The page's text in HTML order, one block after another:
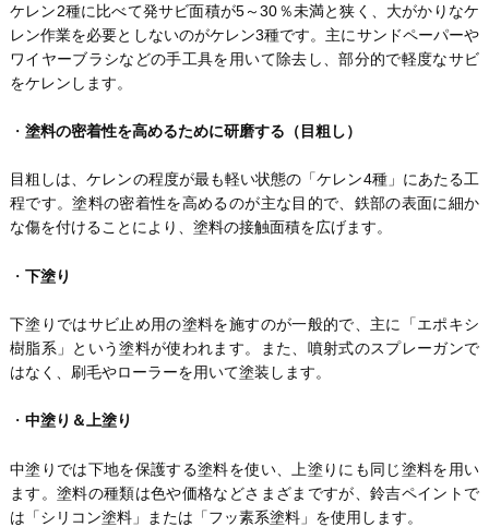
ケレン2種に比べて発サビ面積が5～30％未満と狭く、大がかりなケ
レン作業を必要としないのがケレン3種です。主にサンドペーパーや
ワイヤーブラシなどの手工具を用いて除去し、部分的で軽度なサビ
をケレンします。
・ 塗料の密着性を高めるために研磨する（目粗し）
目粗しは、ケレンの程度が最も軽い状態の「ケレン4種」にあたる工
程です。塗料の密着性を高めるのが主な目的で、鉄部の表面に細か
な傷を付けることにより、塗料の接触面積を広げます。
・ 下塗り
下塗りではサビ止め用の塗料を施すのが一般的で、主に「エポキシ
樹脂系」という塗料が使われます。また、噴射式のスプレーガンで
はなく、刷毛やローラーを用いて塗装します。
・ 中塗り＆上塗り
中塗りでは下地を保護する塗料を使い、上塗りにも同じ塗料を用い
ます。塗料の種類は色や価格などさまざまですが、鈴吉ペイントで
は「シリコン塗料」または「フッ素系塗料」を使用します。